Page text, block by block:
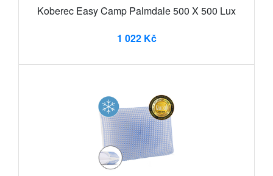
Koberec Easy Camp Palmdale 500 X 500 Lux
1 022 Kč